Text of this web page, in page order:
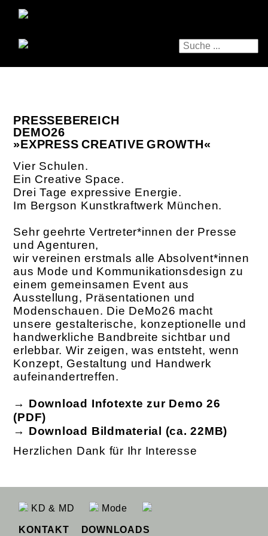
PRESSEBEREICH
DEMO26
»EXPRESS CREATIVE GROWTH«
Vier Schulen.
Ein Creative Space.
Drei Tage expressive Energie.
Im Bergson Kunstkraftwerk München.
Sehr geehrte Vertreter*innen der Presse
und Agenturen,
wir vereinen erstmals alle Absolvent*innen
aus Mode und Kommunikationsdesign zu
einem gemeinsamen Event aus
Ausstellung, Präsentationen und
Modenschauen. Die DeMo26 macht
unsere gestalterische, konzeptionelle und
handwerkliche Bandbreite sichtbar und
erlebbar. Wir zeigen, was entsteht, wenn
Konzept, Gestaltung und Handwerk
aufeinandertreffen.
→ Download Infotexte zur Demo 26
(PDF)
→ Download Bildmaterial (ca. 22MB)
Herzlichen Dank für Ihr Interesse
KD & MD Mode
KONTAKT DOWNLOADS